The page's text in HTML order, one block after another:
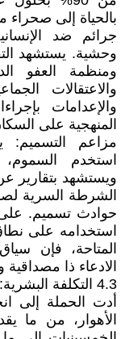
بالحياة إلى صحراء
جرائم ضد
وحشية. يستشهد
ومنظمة العفو
والاعتقالات
والإعدامات
المنهجية على
مزاعم التسميم:
استخدم السموم،
ويستشهد بتقارير
الشرطة السرية
حوادث تسميم. على
استخدامه على
المتاحة، فإن
الادعاء ذا
4.3 التكلفة البشرية: نزوح وتدمير أسلوب حياة
أدت الحملة